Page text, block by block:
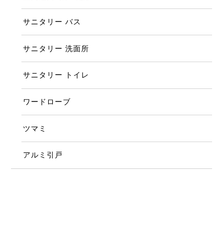
サニタリー バス
サニタリー 洗面所
サニタリー トイレ
ワードローブ
ツマミ
アルミ引戸